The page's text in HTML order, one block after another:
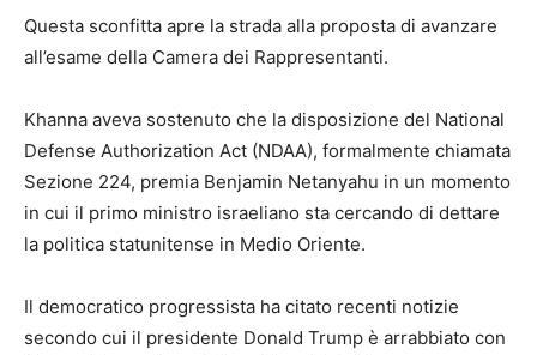
Questa sconfitta apre la strada alla proposta di avanzare
all’esame della Camera dei Rappresentanti.
Khanna aveva sostenuto che la disposizione del National
Defense Authorization Act (NDAA), formalmente chiamata
Sezione 224, premia Benjamin Netanyahu in un momento
in cui il primo ministro israeliano sta cercando di dettare
la politica statunitense in Medio Oriente.
Il democratico progressista ha citato recenti notizie
secondo cui il presidente Donald Trump è arrabbiato con